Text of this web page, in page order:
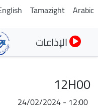
Arabic
Tamazight
الإذاعات
12H00
24/02/2024 - 12:00